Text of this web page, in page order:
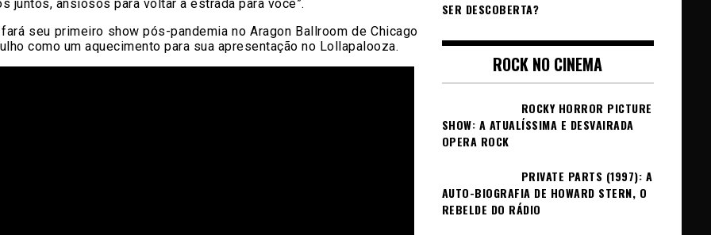
juntos, ansiosos para voltar à estrada para você”.
seu primeiro show pós-pandemia no Aragon Ballroom de Chicago
como um aquecimento para sua apresentação no Lollapalooza.
SER DESCOBERTA?
ROCK NO CINEMA
ROCKY HORROR PICTURE
SHOW: A ATUALÍSSIMA E DESVAIRADA
OPERA ROCK
PRIVATE PARTS (1997): A
AUTO-BIOGRAFIA DE HOWARD STERN, O
REBELDE DO RÁDIO